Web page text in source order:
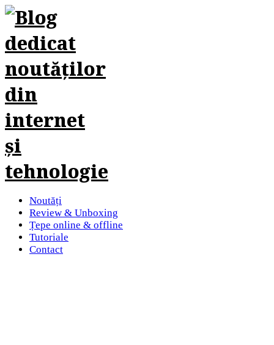
Noutăți
Review & Unboxing
Țepe online & offline
Tutoriale
Contact